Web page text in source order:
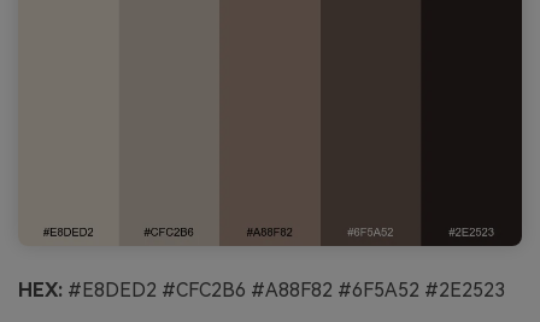
HEX: #E8DED2 #CFC2B6 #A88F82 #6F5A52 #2E2523